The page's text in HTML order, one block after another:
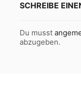
SCHREIBE
Du musst
abzugeben.